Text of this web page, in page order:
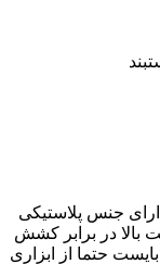
جنس پلاستیکی
بالا در برابر کشش
حتما از ابزاری